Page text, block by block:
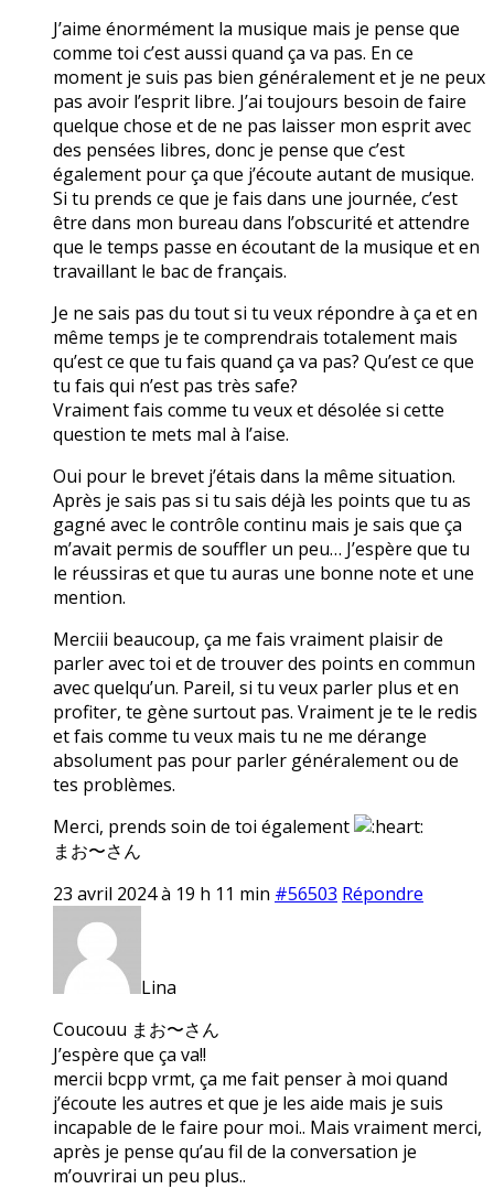
J’aime énormément la musique mais je pense que
comme toi c’est aussi quand ça va pas. En ce
moment je suis pas bien généralement et je ne peux
pas avoir l’esprit libre. J’ai toujours besoin de faire
quelque chose et de ne pas laisser mon esprit avec
des pensées libres, donc je pense que c’est
également pour ça que j’écoute autant de musique.
Si tu prends ce que je fais dans une journée, c’est
être dans mon bureau dans l’obscurité et attendre
que le temps passe en écoutant de la musique et en
travaillant le bac de français.
Je ne sais pas du tout si tu veux répondre à ça et en
même temps je te comprendrais totalement mais
qu’est ce que tu fais quand ça va pas? Qu’est ce que
tu fais qui n’est pas très safe?
Vraiment fais comme tu veux et désolée si cette
question te mets mal à l’aise.
Oui pour le brevet j’étais dans la même situation.
Après je sais pas si tu sais déjà les points que tu as
gagné avec le contrôle continu mais je sais que ça
m’avait permis de souffler un peu… J’espère que tu
le réussiras et que tu auras une bonne note et une
mention.
Merciii beaucoup, ça me fais vraiment plaisir de
parler avec toi et de trouver des points en commun
avec quelqu’un. Pareil, si tu veux parler plus et en
profiter, te gène surtout pas. Vraiment je te le redis
et fais comme tu veux mais tu ne me dérange
absolument pas pour parler généralement ou de
tes problèmes.
Merci, prends soin de toi également
まお〜さん
23 avril 2024 à 19 h 11 min #56503 Répondre
Lina
Coucouu まお〜さん
J’espère que ça va!!
mercii bcpp vrmt, ça me fait penser à moi quand
j’écoute les autres et que je les aide mais je suis
incapable de le faire pour moi.. Mais vraiment merci,
après je pense qu’au fil de la conversation je
m’ouvrirai un peu plus..